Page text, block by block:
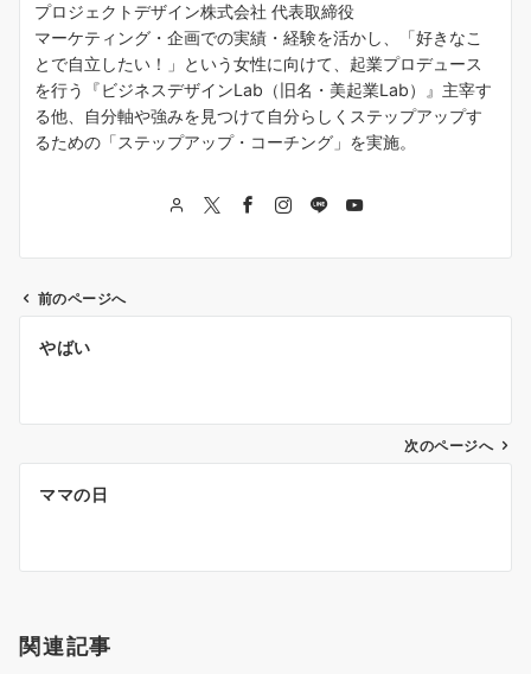
プロジェクトデザイン株式会社 代表取締役
マーケティング・企画での実績・経験を活かし、「好きなこ
とで自立したい！」という女性に向けて、起業プロデュース
を行う『ビジネスデザインLab（旧名・美起業Lab）』主宰す
る他、自分軸や強みを見つけて自分らしくステップアップす
るための「ステップアップ・コーチング」を実施。
投
ゲ
シ
ン
前のページへ
やばい
次のページへ
ママの日
関連記事